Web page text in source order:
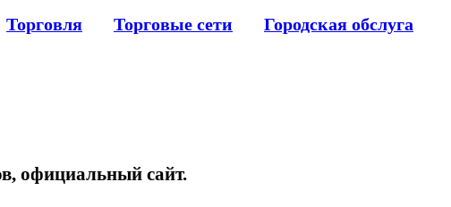
Торговля Торговые сети
Городская обслуга
официальный сайт.